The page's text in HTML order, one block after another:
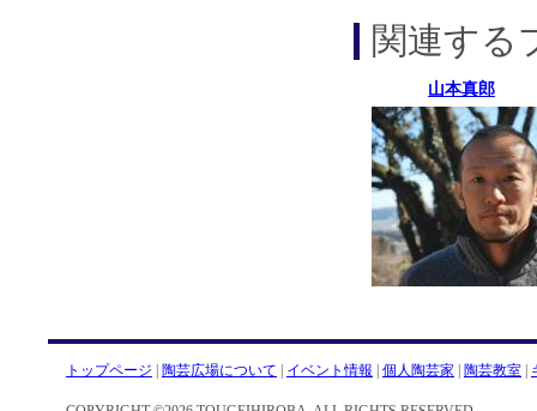
関連する
山本真郎
トップページ 陶芸広場について イベント情報 個人陶芸家 陶芸教室